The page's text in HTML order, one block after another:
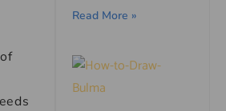
Read More »